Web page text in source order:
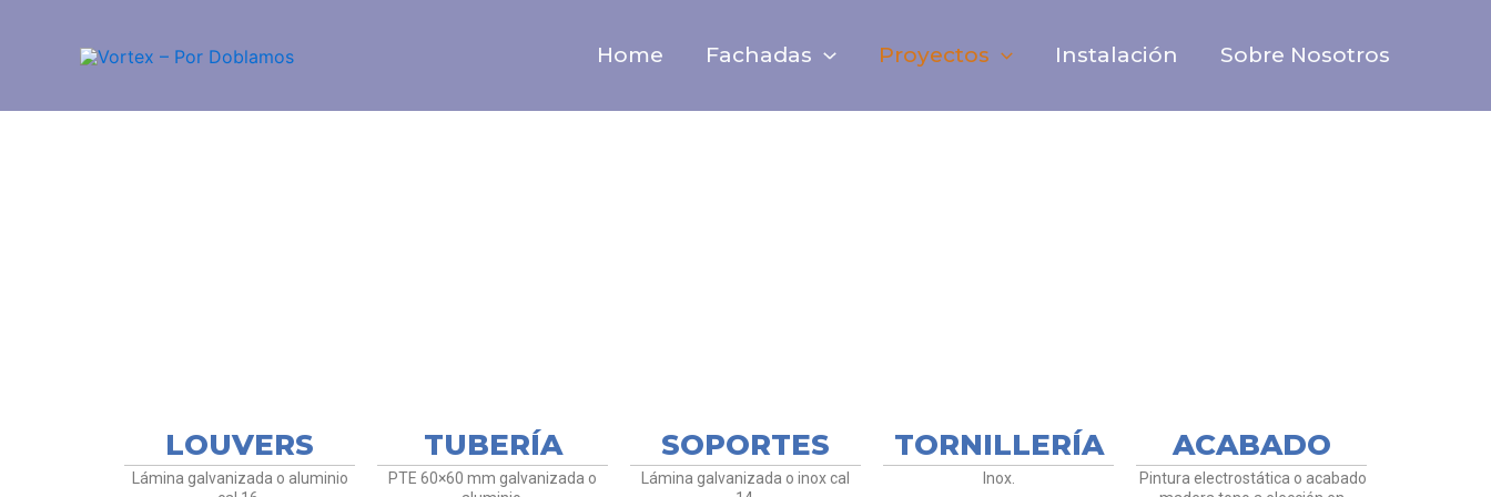
contenido
Home Fachadas Proyectos Instalación Sobre Nosotros
LOUVERS
Lámina galvanizada o aluminio
TUBERÍA
PTE 60×60 mm galvanizada o
SOPORTES
Lámina galvanizada o inox cal
TORNILLERÍA
Inox.
ACABADO
Pintura electrostática o acabado